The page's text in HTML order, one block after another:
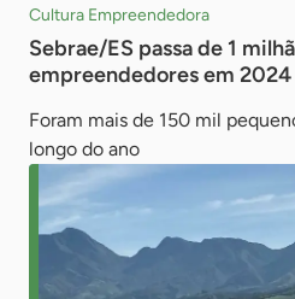
Cultura Empreendedora
Sebrae/ES passa de 1
empreendedores em 2024
Foram mais de 150 mil
longo do ano